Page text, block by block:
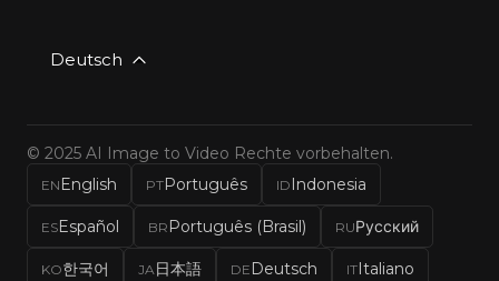
Deutsch
© 2025 AI Image to Video Rechte vorbehalten.
EN English PTPortuguês ID Indonesia
ESEspañol BR Português (Brasil) RUРусский
KO한국어 JA 日本語 DE Deutsch IT Italiano